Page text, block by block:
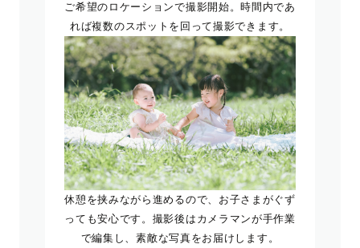
ご希望のロケーションで撮影開始。時間内であ
れば複数のスポットを回って撮影できます。
休憩を挟みながら進めるので、お子さまがぐず
っても安心です。撮影後はカメラマンが手作業
で編集し、素敵な写真をお届けします。